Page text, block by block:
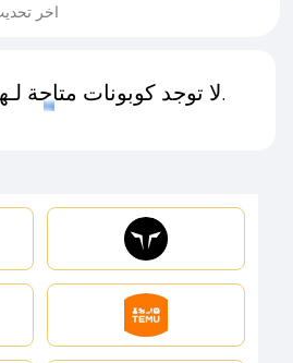
اخر تحديث: 10/
لا توجد كوبونات متاحة لـهذا المتجر حاليًا.